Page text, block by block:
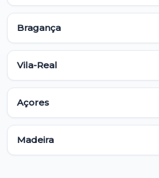
Bragança
Vila-Real
Açores
Madeira